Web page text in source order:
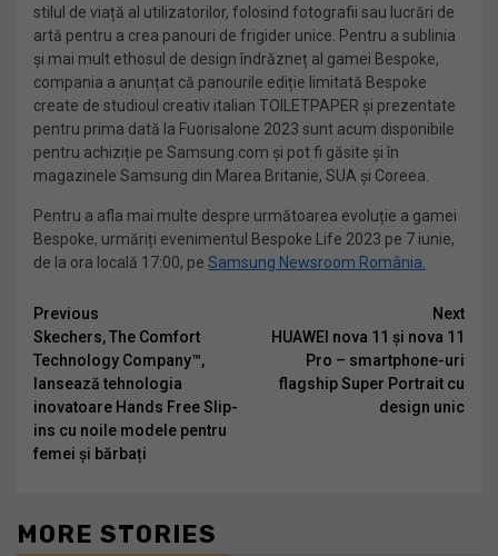
stilul de viață al utilizatorilor, folosind fotografii sau lucrări de
artă pentru a crea panouri de frigider unice. Pentru a sublinia
și mai mult ethosul de design îndrăzneț al gamei Bespoke,
compania a anunțat că panourile ediție limitată Bespoke
create de studioul creativ italian TOILETPAPER și prezentate
pentru prima dată la Fuorisalone 2023 sunt acum disponibile
pentru achiziție pe Samsung.com și pot fi găsite și în
magazinele Samsung din Marea Britanie, SUA și Coreea.
Pentru a afla mai multe despre următoarea evoluție a gamei
Bespoke, urmăriți evenimentul Bespoke Life 2023 pe 7 iunie,
de la ora locală 17:00, pe Samsung Newsroom România.
Continue
Reading
Previous
Skechers, The Comfort
Technology Company™,
lansează tehnologia
inovatoare Hands Free Slip-
ins cu noile modele pentru
femei și bărbați
Next
HUAWEI nova 11 și nova 11
Pro – smartphone-uri
flagship Super Portrait cu
design unic
MORE STORIES